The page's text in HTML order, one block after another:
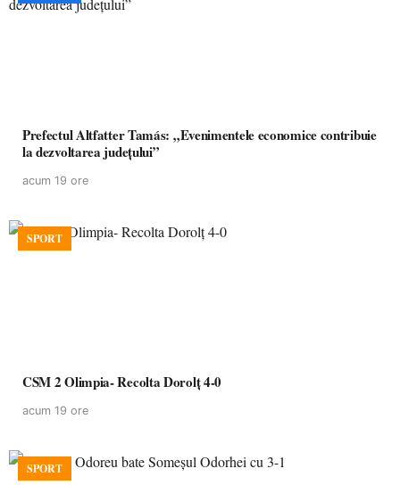
Prefectul Altfatter Tamás: „Evenimentele economice contribuie
la dezvoltarea județului”
acum 19 ore
SPORT
CSM 2 Olimpia- Recolta Dorolț 4-0
acum 19 ore
SPORT